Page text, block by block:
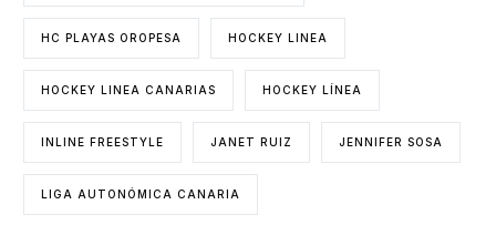
HC PLAYAS OROPESA HOCKEY LINEA
HOCKEY LINEA CANARIAS HOCKEY LÍNEA
INLINE FREESTYLE JANET RUIZ JENNIFER SOSA
LIGA AUTONÓMICA CANARIA